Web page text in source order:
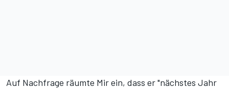
Auf Nachfrage räumte Mir ein, dass er "nächstes Jahr